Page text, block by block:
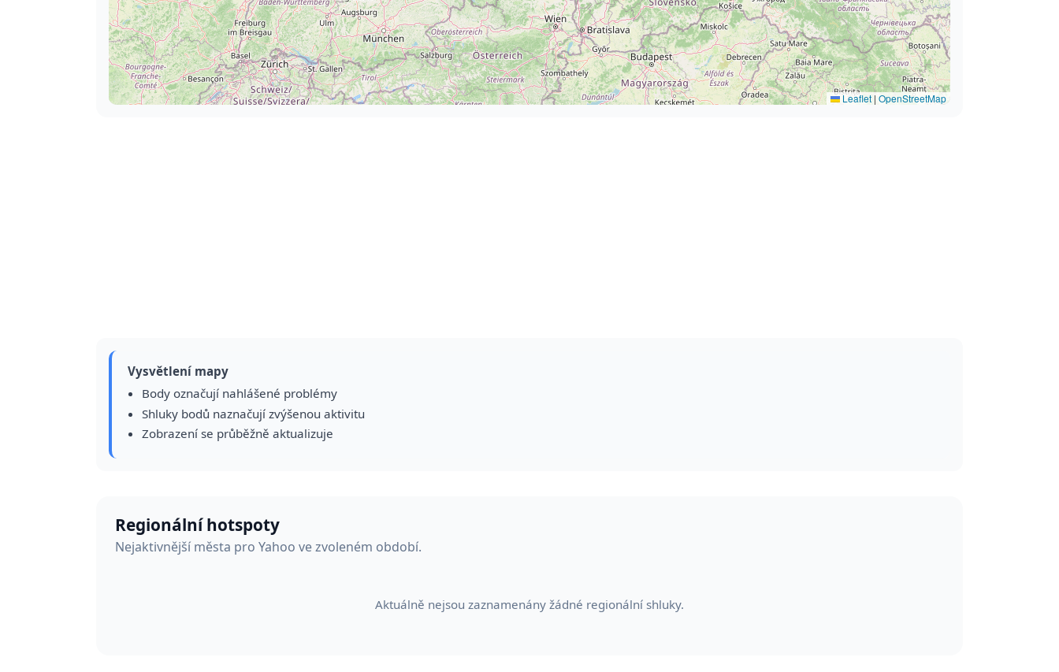
Leaflet | OpenStreetMap
Vysvětlení mapy
Body označují nahlášené problémy
Shluky bodů naznačují zvýšenou aktivitu
Zobrazení se průběžně aktualizuje
Regionální hotspoty
Nejaktivnější města pro Yahoo ve zvoleném období.
Aktuálně nejsou zaznamenány žádné regionální shluky.